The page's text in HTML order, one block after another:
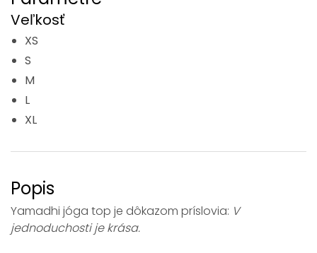
Veľkosť
XS
S
M
L
XL
Popis
Yamadhi jóga top je dôkazom príslovia: V
jednoduchosti je krása.